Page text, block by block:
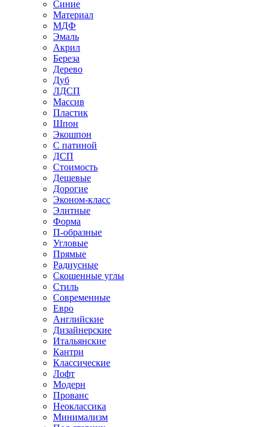
Синие
Материал
МДФ
Эмаль
Акрил
Береза
Дерево
Дуб
ЛДСП
Массив
Пластик
Шпон
Экошпон
С патиной
ДСП
Стоимость
Дешевые
Дорогие
Эконом-класс
Элитные
Форма
П-образные
Угловые
Прямые
Радиусные
Скошенные углы
Стиль
Современные
Евро
Английские
Дизайнерские
Итальянские
Кантри
Классические
Лофт
Модерн
Прованс
Неоклассика
Минимализм